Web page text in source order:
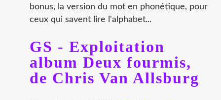
bonus, la version du mot en phonétique, pour
ceux qui savent lire l'alphabet...
GS - Exploitation
album Deux fourmis,
de Chris Van Allsburg